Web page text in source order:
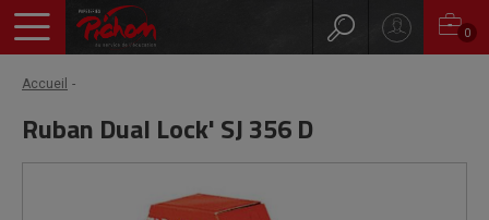
0
Accueil
Ruban Dual Lock' SJ 356 D